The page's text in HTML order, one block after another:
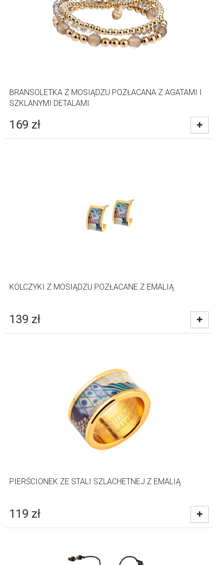
BRANSOLETKA Z MOSIĄDZU POZŁACANA Z AGATAMI I
SZKLANYMI DETALAMI
169 zł
KOLCZYKI Z MOSIĄDZU POZŁACANE Z EMALIĄ
139 zł
PIERŚCIONEK ZE STALI SZLACHETNEJ Z EMALIĄ
119 zł